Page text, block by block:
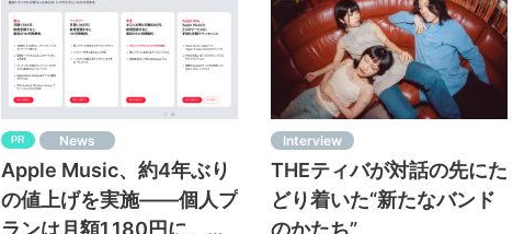
PR News
Apple Music、約4年ぶり
の値上げを実施——個人プ
ランは月額1,180円に、フ
Interview
THEティバが対話の先にた
どり着いた“新たなバンド
のかたち”